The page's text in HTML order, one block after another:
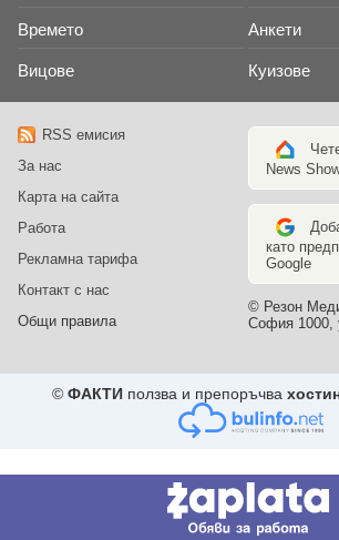
Времето Анкети
Вицове Куизове
RSS емисия
За нас
Карта на сайта
Работа
Рекламна тарифа
Контакт с нас
Общи правила
News
като
Google
© Резон
София 1000,
© ФАКТИ ползва и препоръчва